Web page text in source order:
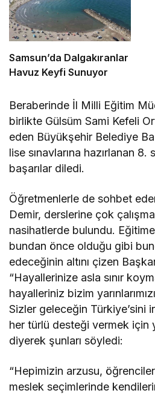
Samsun’da Dalgakıranlar
Havuz Keyfi Sunuyor
Beraberinde İl Milli Eğitim
birlikte Gülsüm Sami Kefeli
eden Büyükşehir Belediye
lise sınavlarına hazırlanan 8.
başarılar diledi.
Öğretmenlerle de sohbet
Demir, derslerine çok
nasihatlerde bulundu.
bundan önce olduğu gibi
edeceğinin altını çizen
“Hayallerinize asla sınır
hayalleriniz bizim
Sizler geleceğin Türkiye’sini
her türlü desteği vermek için
diyerek şunları söyledi:
“Hepimizin arzusu,
meslek seçimlerinde